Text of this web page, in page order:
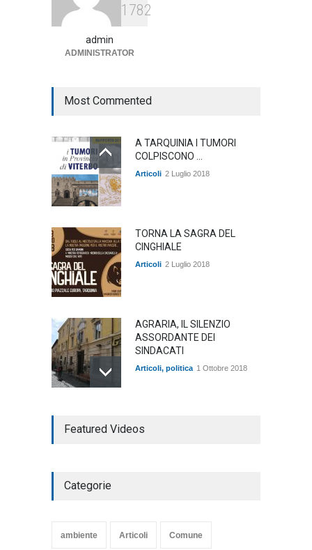
arrivano i pagamenti PAC, la
1782
admin
ADMINISTRATOR
Most Commented
A TARQUINIA I TUMORI
COLPISCONO ...
Articoli 2 Luglio 2018
TORNA LA SAGRA DEL
CINGHIALE
Articoli 2 Luglio 2018
AGRARIA, IL SILENZIO
ASSORDANTE DEI
SINDACATI
Articoli, politica 1 Ottobre 2018
COMMEDIA"
TARQUINIA
Featured Videos
Categorie
ambiente Articoli Comune